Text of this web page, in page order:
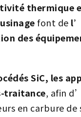
thermique
font de
des
SiC, les
traitance, afin
en carbure de